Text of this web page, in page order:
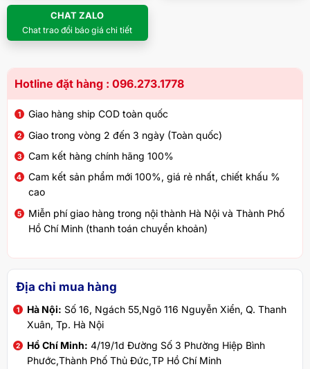
CHAT ZALO
Chat trao đổi báo giá chi tiết
Hotline đặt hàng : 096.273.1778
Giao hàng ship COD toàn quốc
Giao trong vòng 2 đến 3 ngày (Toàn quốc)
Cam kết hàng chính hãng 100%
Cam kết sản phẩm mới 100%, giá rẻ nhất, chiết khấu %
cao
Miễn phí giao hàng trong nội thành Hà Nội và Thành Phố
Hồ Chí Minh (thanh toán chuyển khoản)
Địa chỉ mua hàng
Hà Nội: Số 16, Ngách 55,Ngõ 116 Nguyễn Xiển, Q. Thanh
Xuân, Tp. Hà Nội
Hồ Chí Minh: 4/19/1d Đường Số 3 Phường Hiệp Bình
Phước,Thành Phố Thủ Đức,TP Hồ Chí Minh